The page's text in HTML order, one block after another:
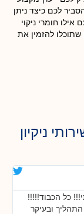
לכם כיצד ניתן
חומרי ניקוי
שתוכלו להזמין את
ניקיון
כל הכבוד!!!!!
ובעיקר